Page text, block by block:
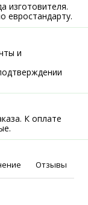
изготовителя.
евростандарту.
и
К оплате
Отзывы